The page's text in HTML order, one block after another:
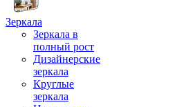
Зеркала
Зеркала в
полный рост
Дизайнерские
зеркала
Круглые
зеркала